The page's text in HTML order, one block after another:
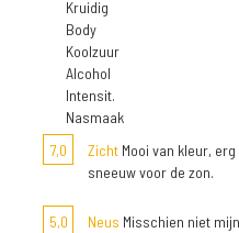
Kruidig
Body
Koolzuur
Alcohol
Intensit.
Nasmaak
7,0
Zicht Mooi van kleur,
sneeuw voor de zon.
5,0 Neus Misschien niet